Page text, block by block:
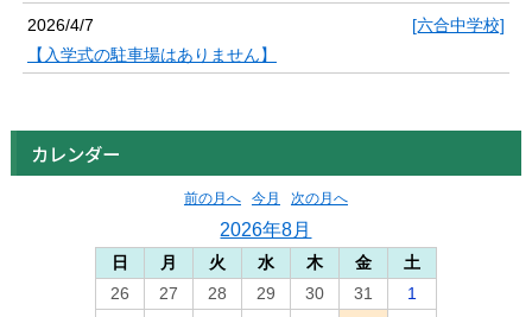
2026/4/7
[六合中学校]
【入学式の駐車場はありません】
カレンダー
前の月へ 今月 次の月へ
2026年8月
日 月 火 水 木 金
土
26
27 28 29 30 31
1